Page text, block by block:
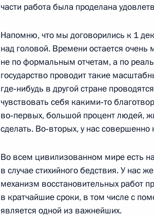
10 ноября 2002 года, воскресенье
Выступление на праздничном
милиции
10 ноября 2002 года, 19:24 Москва,
Выступление на церемонии
внутренних войск»
Вступительное слово на встрече с
общественности
части работа была проделана
Напомню, что мы договорились к 1
над головой. Времени остается
не по формальным отчетам, а по
государство проводит такие
где‑нибудь в другой стране
чувствовать себя какими‑то
во‑первых, большой процент людей,
сделать. Во‑вторых, у нас совершенно
Во всем цивилизованном мире есть
в случае стихийного бедствия. У нас
механизм восстановительных работ
в кратчайшие сроки, в том числе с
является одной из важнейших.